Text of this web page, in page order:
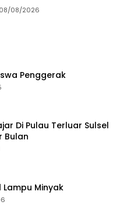
08/08/2026
Penggerak
Di Pulau Terluar Sulsel
Bulan
Minyak